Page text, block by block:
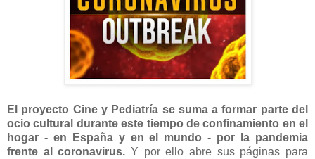
El proyecto Cine y Pediatría se suma a formar parte del
ocio cultural durante este tiempo de confinamiento en el
hogar - en España y en el mundo - por la pandemia
frente al coronavirus. Y por ello abre sus páginas para